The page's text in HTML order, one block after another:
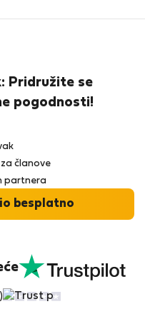
Pridružite se
pogodnosti!
članove
partnera
besplatno